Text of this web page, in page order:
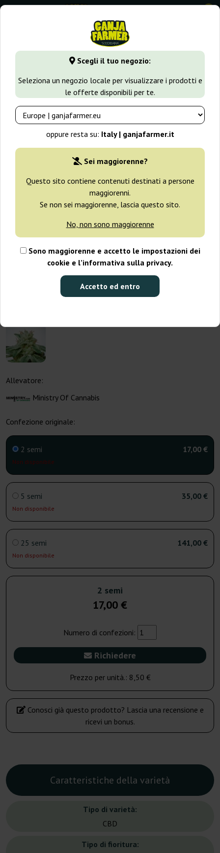
Scegli il tuo negozio:
Seleziona un negozio locale per visualizzare i prodotti e
le offerte disponibili per te.
oppure resta su: Italy | ganjafarmer.it
Sei maggiorenne?
Questo sito contiene contenuti destinati a persone
maggiorenni.
Se non sei maggiorenne, lascia questo sito.
No, non sono maggiorenne
Sono maggiorenne e accetto le impostazioni dei
cookie e l’informativa sulla privacy.
Accetto ed entro
0
GanjaFarmer.it Seedbank Ministry Of Cannabis CBD
Allevatore:
Ministry Of Cannabis
Confezione originale:
2 semi
Non disponibile
17,00 €
5 semi
Non disponibile
35,00 €
25 semi
Non disponibile
141,00 €
2 semi
17,00 €
Numero di confezioni:
Richiedere
Prezzo per unità.: 8,50 €
Conosci già questo prodotto? Lascia una recensione e
ricevi un bonus.
Caratteristiche della varietà
Tipo di varietà:
CBD
Tipo di fioritura: